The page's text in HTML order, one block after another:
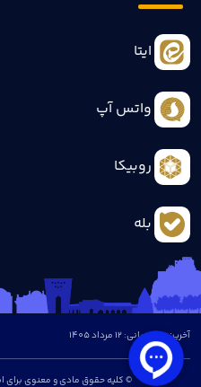
ایتا
واتس آپ
روبیکا
بله
آخرین بروزرسانی: 12 مرداد 1405
© کلیه حقوق مادی و معنوی برای